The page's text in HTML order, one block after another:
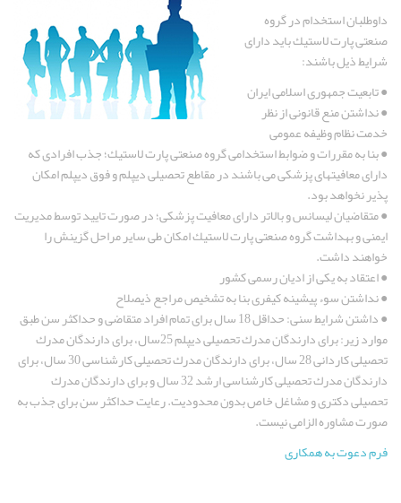
داوطلبان استخدام در گروه
صنعتی پارت لاستیك باید دارای
شرایط ذیل باشند:
● تابعیت جمهوری اسلامی ایران
● نداشتن منع قانونی از نظر
خدمت نظام وظیفه عمومی
● بنا به مقررات و ضوابط استخدامی گروه صنعتی پارت لاستیك؛ جذب افرادی كه
دارای معافیتهای پزشكی می باشند در مقاطع تحصیلی دیپلم و فوق دیپلم امكان
پذیر نخواهد بود.
● متقاضیان لیسانس و بالاتر دارای معافیت پزشكی؛ در صورت تایید توسط مدیریت
ایمنی و بهداشت گروه صنعتی پارت لاستیك امكان طی سایر مراحل گزینش را
خواهند داشت.
● اعتقاد به یكی از ادیان رسمی كشور
● نداشتن سوء پیشینه كیفری بنا به تشخیص مراجع ذیصلاح
● داشتن شرایط سنی: حداقل 18 سال برای تمام افراد متقاضی و حداكثر سن طبق
موارد زیر: برای دارندگان مدرك تحصیلی دیپلم 25سال، برای دارندگان مدرك
تحصیلی كاردانی 28 سال، برای دارندگان مدرك تحصیلی كارشناسی 30 سال، برای
دارندگان مدرك تحصیلی كارشناسی ارشد 32 سال و برای دارندگان مدرك
تحصیلی دكتری و مشاغل خاص بدون محدودیت. رعایت حداكثر سن برای جذب به
صورت مشاوره الزامی نیست.
فرم دعوت به همکاری